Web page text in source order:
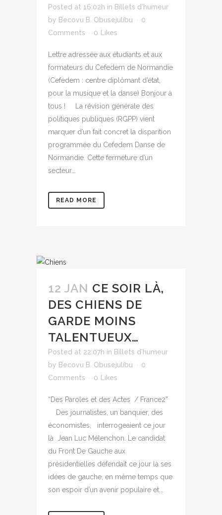
Posted at 16:02h in Billets d'humeur
by Becovu B. Obusejulibu
0
Comments
0 Likes
Lettre adressée aux étudiants et aux
formateurs du Cefedem de Normandie
(Cefedem : centre diplômant d’état,
pour la musique et la danse) Bonjour à
tous ! La révision générale des
politiques publiques (RGPP) vient
marquer d’un fait concret la disparition
programmée du Cefedem Danse de
Normandie. Cette fermeture d’un
secteur...
READ MORE
12 JAN CE SOIR LÀ,
DES CHIENS DE
GARDE MOINS
TALENTUEUX…
Posted at 22:07h in Billets d'humeur
by Becovu B. Obusejulibu
0
Comments
0 Likes
“Des Paroles et des Actes / France2”
Des journalistes, un banquier, des
économistes, interrogeaient ce jour
là Jean Luc Mélenchon. Le candidat
du Front De Gauche aux
présidentielles défendait ce jour là ses
idées de gauche, en même temps que
son espoir d’un avenir populaire et...